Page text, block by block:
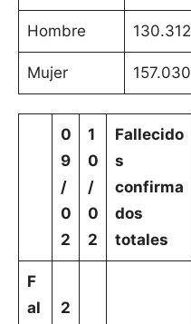
Hombre 130.312
Mujer 157.030
0
9
/
0
2
1
0
/
0
2
Fallecido
s
confirma
dos
totales
F
al
2